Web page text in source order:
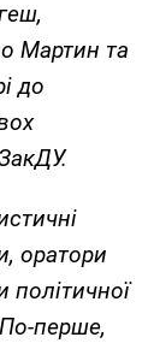
Мартин та
до
оратори
політичної
перше,